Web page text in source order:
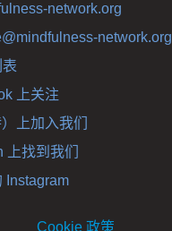
network.org
network.org
上关注
上加入我们
上找到我们
Instagram
Cookie 政策